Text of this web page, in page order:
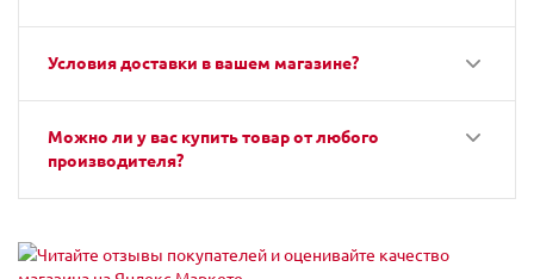
Условия доставки в вашем магазине?
Можно ли у вас купить товар от любого
производителя?